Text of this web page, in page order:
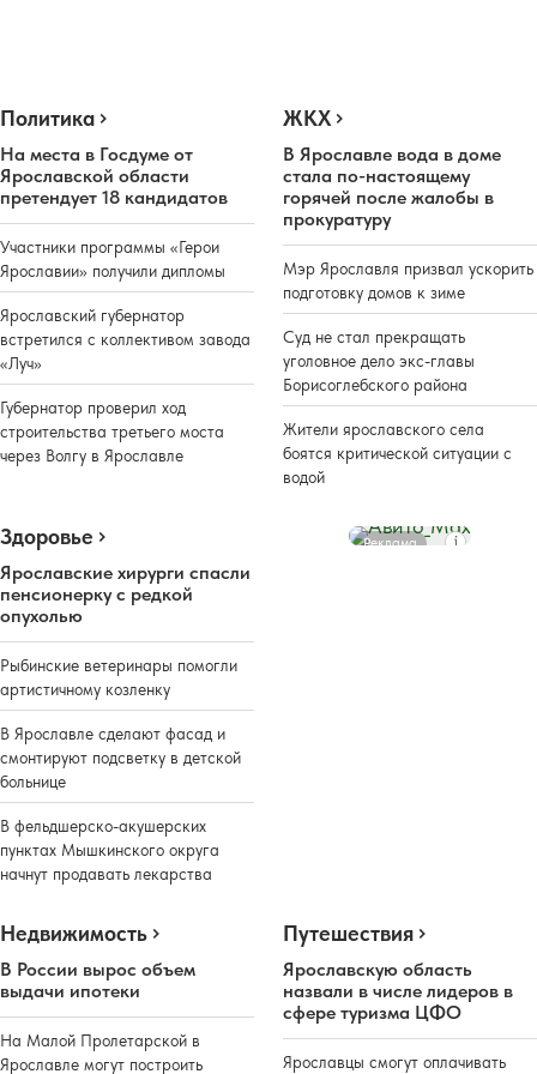
Политика
На места в Госдуме от
Ярославской области
претендует 18 кандидатов
Участники программы «Герои
Ярославии» получили дипломы
Ярославский губернатор
встретился с коллективом завода
«Луч»
Губернатор проверил ход
строительства третьего моста
через Волгу в Ярославле
ЖКХ
В Ярославле вода в доме
стала по-настоящему
горячей после жалобы в
прокуратуру
Мэр Ярославля призвал ускорить
подготовку домов к зиме
Суд не стал прекращать
уголовное дело экс-главы
Борисоглебского района
Жители ярославского села
боятся критической ситуации с
водой
Здоровье
Ярославские хирурги спасли
пенсионерку с редкой
опухолью
Рыбинские ветеринары помогли
артистичному козленку
В Ярославле сделают фасад и
смонтируют подсветку в детской
больнице
В фельдшерско-акушерских
пунктах Мышкинского округа
начнут продавать лекарства
Реклама
Недвижимость
В России вырос объем
выдачи ипотеки
На Малой Пролетарской в
Ярославле могут построить
Путешествия
Ярославскую область
назвали в числе лидеров в
сфере туризма ЦФО
Ярославцы смогут оплачивать